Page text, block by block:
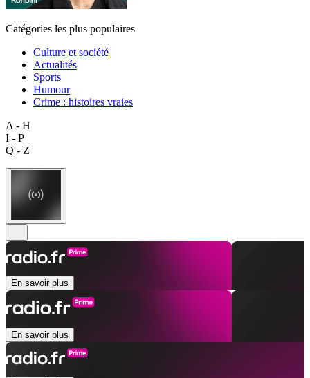
Catégories les plus populaires
Culture et société
Actualités
Sports
Humour
Crime : histoires vraies
A - H
I - P
Q - Z
En savoir plus
En savoir plus